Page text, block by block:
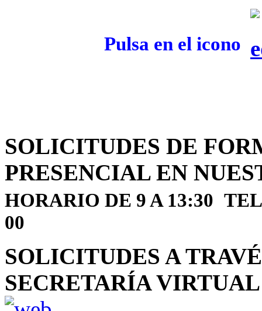
Pulsa en el icono
SOLICITUDES DE
PRESENCIAL EN
HORARIO DE 9 A 13:30
00
SOLICITUDES A
SECRETARÍA